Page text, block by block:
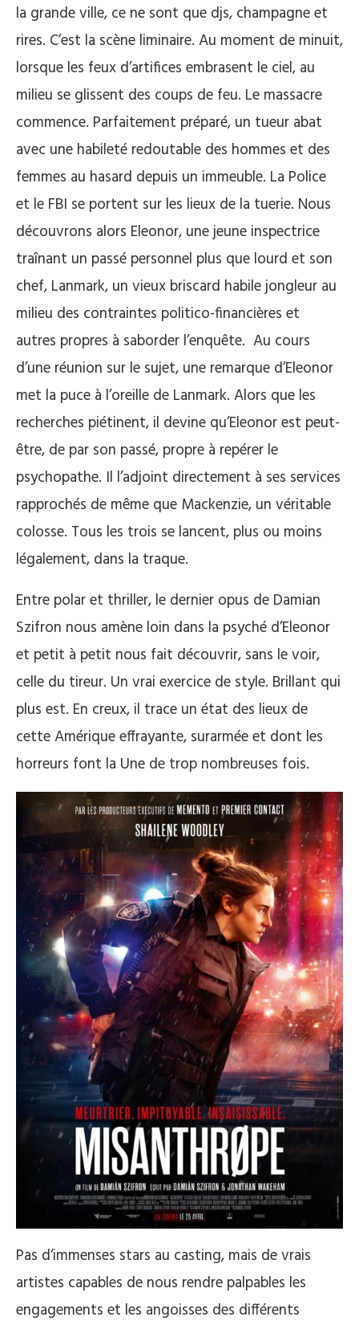
la grande ville, ce ne sont que djs, champagne et
rires. C’est la scène liminaire. Au moment de minuit,
lorsque les feux d’artifices embrasent le ciel, au
milieu se glissent des coups de feu. Le massacre
commence. Parfaitement préparé, un tueur abat
avec une habileté redoutable des hommes et des
femmes au hasard depuis un immeuble. La Police
et le FBI se portent sur les lieux de la tuerie. Nous
découvrons alors Eleonor, une jeune inspectrice
traînant un passé personnel plus que lourd et son
chef, Lanmark, un vieux briscard habile jongleur au
milieu des contraintes politico-financières et
autres propres à saborder l’enquête. Au cours
d’une réunion sur le sujet, une remarque d’Eleonor
met la puce à l’oreille de Lanmark. Alors que les
recherches piétinent, il devine qu’Eleonor est peut-
être, de par son passé, propre à repérer le
psychopathe. Il l’adjoint directement à ses services
rapprochés de même que Mackenzie, un véritable
colosse. Tous les trois se lancent, plus ou moins
légalement, dans la traque.
Entre polar et thriller, le dernier opus de Damian
Szifron nous amène loin dans la psyché d’Eleonor
et petit à petit nous fait découvrir, sans le voir,
celle du tireur. Un vrai exercice de style. Brillant qui
plus est. En creux, il trace un état des lieux de
cette Amérique effrayante, surarmée et dont les
horreurs font la Une de trop nombreuses fois.
Pas d‘immenses stars au casting, mais de vrais
artistes capables de nous rendre palpables les
engagements et les angoisses des différents